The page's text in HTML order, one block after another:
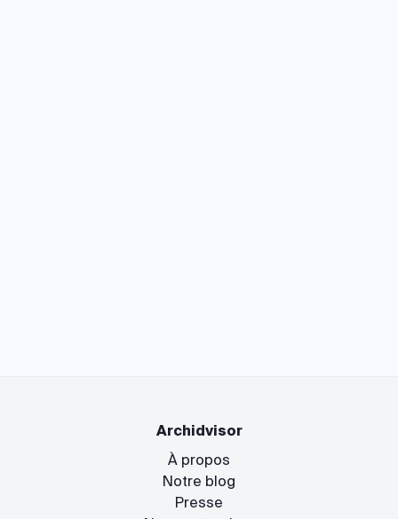
Archidvisor
À propos
Notre blog
Presse